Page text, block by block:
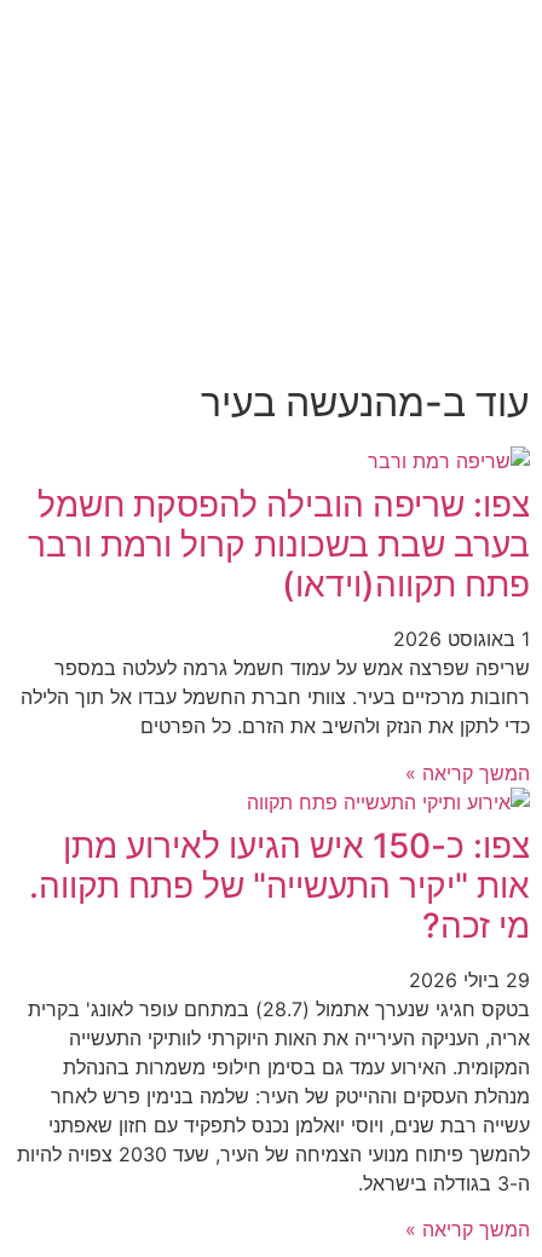
עוד ב-מהנעשה בעיר
צפו: שריפה הובילה להפסקת חשמל
בערב שבת בשכונות קרול ורמת ורבר
פתח תקווה(וידאו)
1 באוגוסט 2026
שריפה שפרצה אמש על עמוד חשמל גרמה לעלטה במספר
רחובות מרכזיים בעיר. צוותי חברת החשמל עבדו אל תוך הלילה
כדי לתקן את הנזק ולהשיב את הזרם. כל הפרטים
המשך קריאה »
צפו: כ-150 איש הגיעו לאירוע מתן
אות "יקיר התעשייה" של פתח תקווה.
מי זכה?
29 ביולי 2026
בטקס חגיגי שנערך אתמול (28.7) במתחם עופר לאונג' בקרית
אריה, העניקה העירייה את האות היוקרתי לוותיקי התעשייה
המקומית. האירוע עמד גם בסימן חילופי משמרות בהנהלת
מנהלת העסקים וההייטק של העיר: שלמה בנימין פרש לאחר
עשייה רבת שנים, ויוסי יואלמן נכנס לתפקיד עם חזון שאפתני
להמשך פיתוח מנועי הצמיחה של העיר, שעד 2030 צפויה להיות
ה-3 בגודלה בישראל.
המשך קריאה »